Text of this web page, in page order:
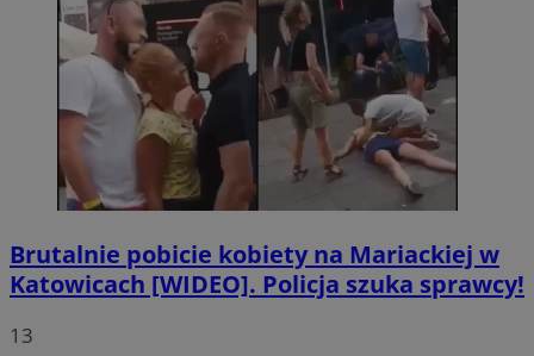
Brutalnie pobicie kobiety na Mariackiej w
Katowicach [WIDEO]. Policja szuka sprawcy!
13